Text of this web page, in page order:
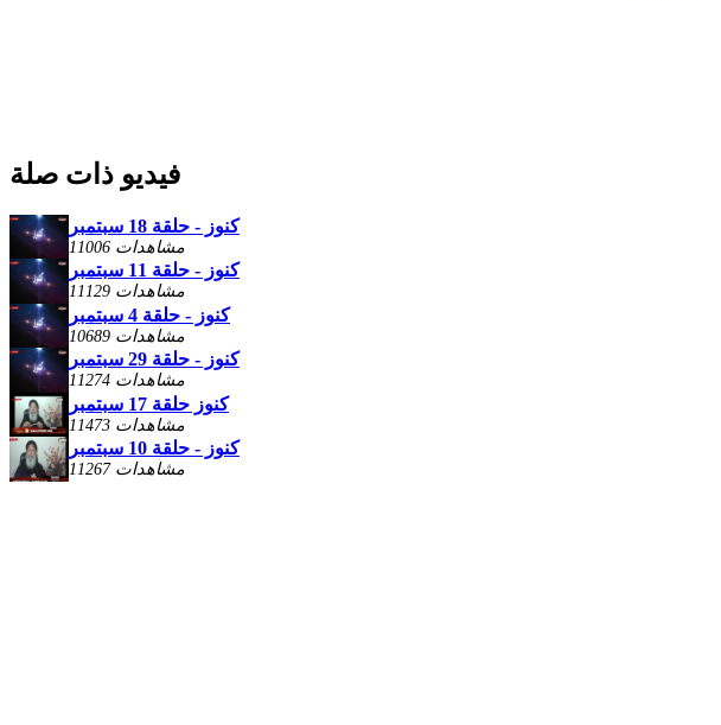
فيديو ذات صلة
كنوز - حلقة 18 سبتمبر
11006 مشاهدات
كنوز - حلقة 11 سبتمبر
11129 مشاهدات
كنوز - حلقة 4 سبتمبر
10689 مشاهدات
كنوز - حلقة 29 سبتمبر
11274 مشاهدات
كنوز حلقة 17 سبتمبر
11473 مشاهدات
كنوز - حلقة 10 سبتمبر
11267 مشاهدات